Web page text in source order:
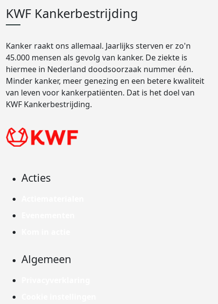
KWF Kankerbestrijding
Kanker raakt ons allemaal. Jaarlijks sterven er zo'n
45.000 mensen als gevolg van kanker. De ziekte is
hiermee in Nederland doodsoorzaak nummer één.
Minder kanker, meer genezing en een betere kwaliteit
van leven voor kankerpatiënten. Dat is het doel van
KWF Kankerbestrijding.
Acties
Algemeen